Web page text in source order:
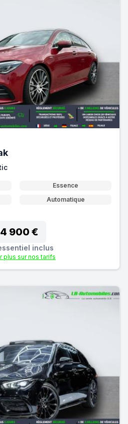
Essence
Automatique
900 €
inclus
plus sur nos tarifs